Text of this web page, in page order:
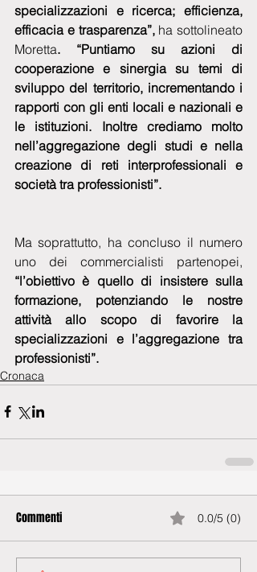
specializzazioni e ricerca; efficienza,
efficacia e trasparenza”, ha sottolineato
Moretta. “Puntiamo su azioni di
cooperazione e sinergia su temi di
sviluppo del territorio, incrementando i
rapporti con gli enti locali e nazionali e
le istituzioni. Inoltre crediamo molto
nell’aggregazione degli studi e nella
creazione di reti interprofessionali e
società tra professionisti”.
Ma soprattutto, ha concluso il numero
uno dei commercialisti partenopei,
“l’obiettivo è quello di insistere sulla
formazione, potenziando le nostre
attività allo scopo di favorire la
specializzazioni e l’aggregazione tra
professionisti”.
Cronaca
Commenti 0.0/5 (0)